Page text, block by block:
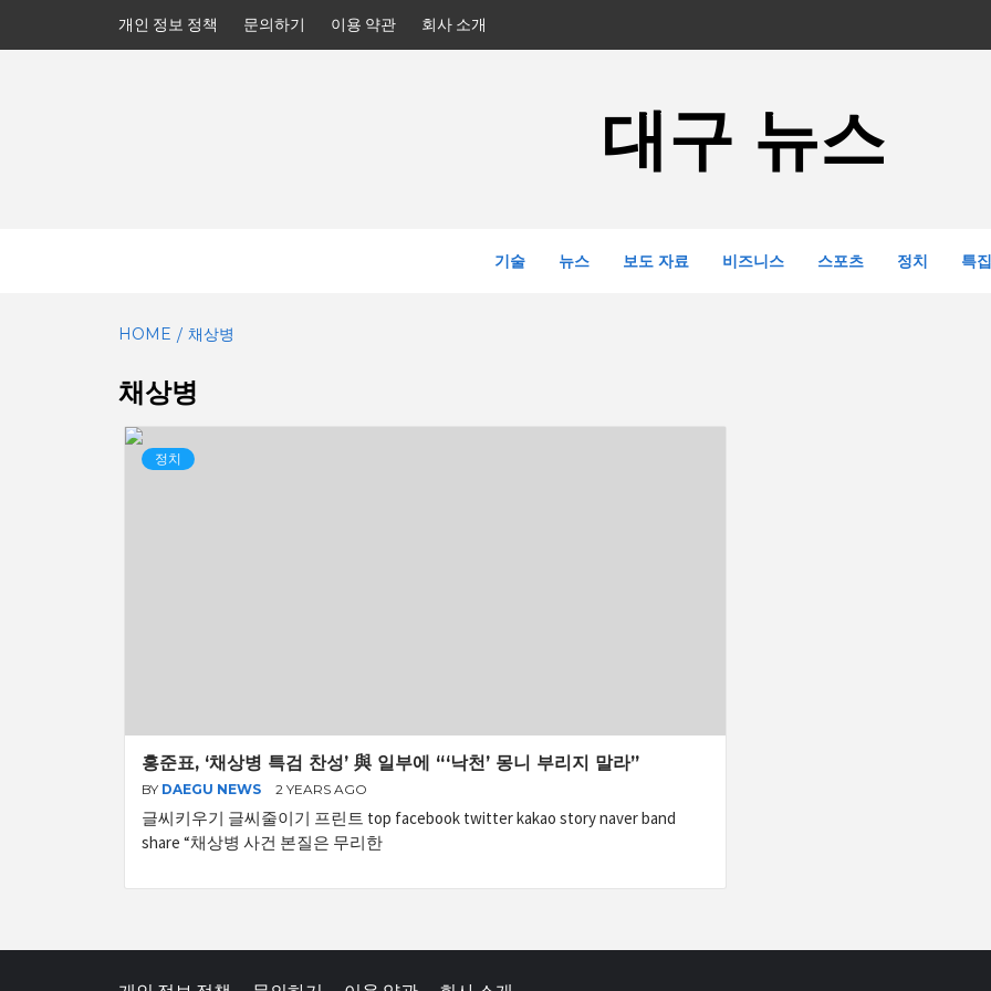
개인 정보 정책 문의하기 이용 약관 회사 소개
대구 뉴스
기술 뉴스 보도 자료 비즈니스 스포츠 정치 특집
HOME 채상병
채상병
정치
홍준표, ‘채상병 특검 찬성’ 與 일부에 “‘낙천’ 몽니 부리지 말라”
BY DAEGU NEWS 2 YEARS AGO
글씨키우기 글씨줄이기 프린트 top facebook twitter kakao story naver band
share “채상병 사건 본질은 무리한